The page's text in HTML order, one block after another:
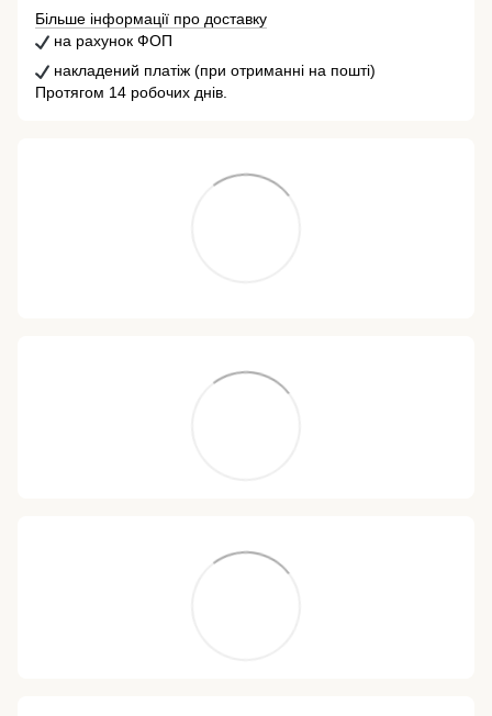
Більше інформації про доставку
на рахунок ФОП
накладений платіж (при отриманні на пошті)
Протягом 14 робочих днів.